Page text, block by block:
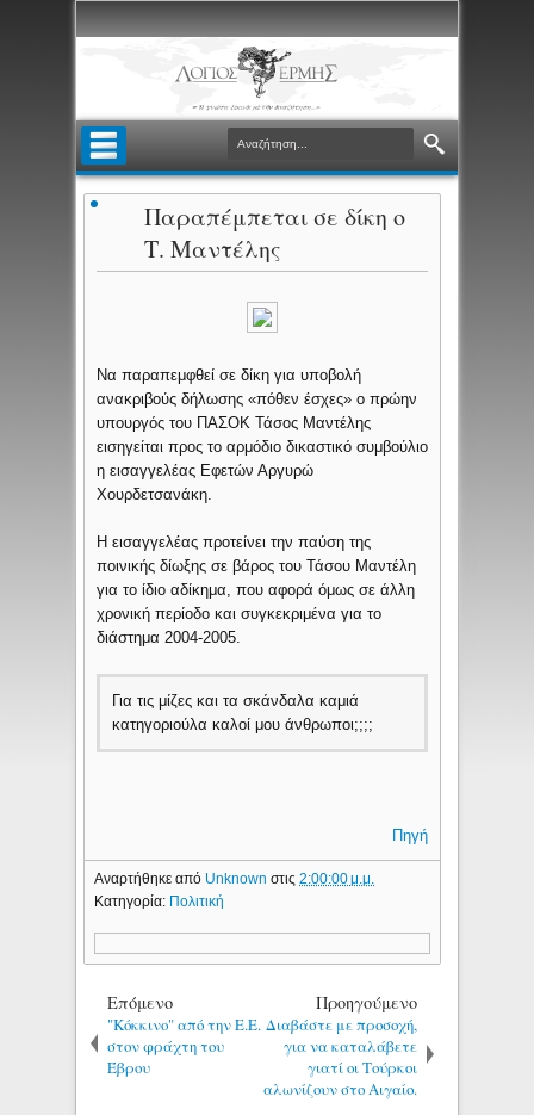
Παραπέμπεται σε δίκη ο
Τ. Μαντέλης
Να παραπεμφθεί σε δίκη για υποβολή
ανακριβούς δήλωσης «πόθεν έσχες» ο πρώην
υπουργός του ΠΑΣΟΚ Τάσος Μαντέλης
εισηγείται προς το αρμόδιο δικαστικό συμβούλιο
η εισαγγελέας Εφετών Αργυρώ
Χουρδετσανάκη.
Η εισαγγελέας προτείνει την παύση της
ποινικής δίωξης σε βάρος του Τάσου Μαντέλη
για το ίδιο αδίκημα, που αφορά όμως σε άλλη
χρονική περίοδο και συγκεκριμένα για το
διάστημα 2004-2005.
Για τις μίζες και τα σκάνδαλα καμιά
κατηγοριούλα καλοί μου άνθρωποι;;;;
Πηγή
Αναρτήθηκε από Unknownστις2:00:00 μ.μ.
Κατηγορία: Πολιτική
Επόμενο
"Kόκκινο" από την Ε.Ε.
στον φράχτη του
Έβρου
Προηγούμενο
Διαβάστε με προσοχή,
για να καταλάβετε
γιατί οι Τούρκοι
αλωνίζουν στο Αιγαίο.